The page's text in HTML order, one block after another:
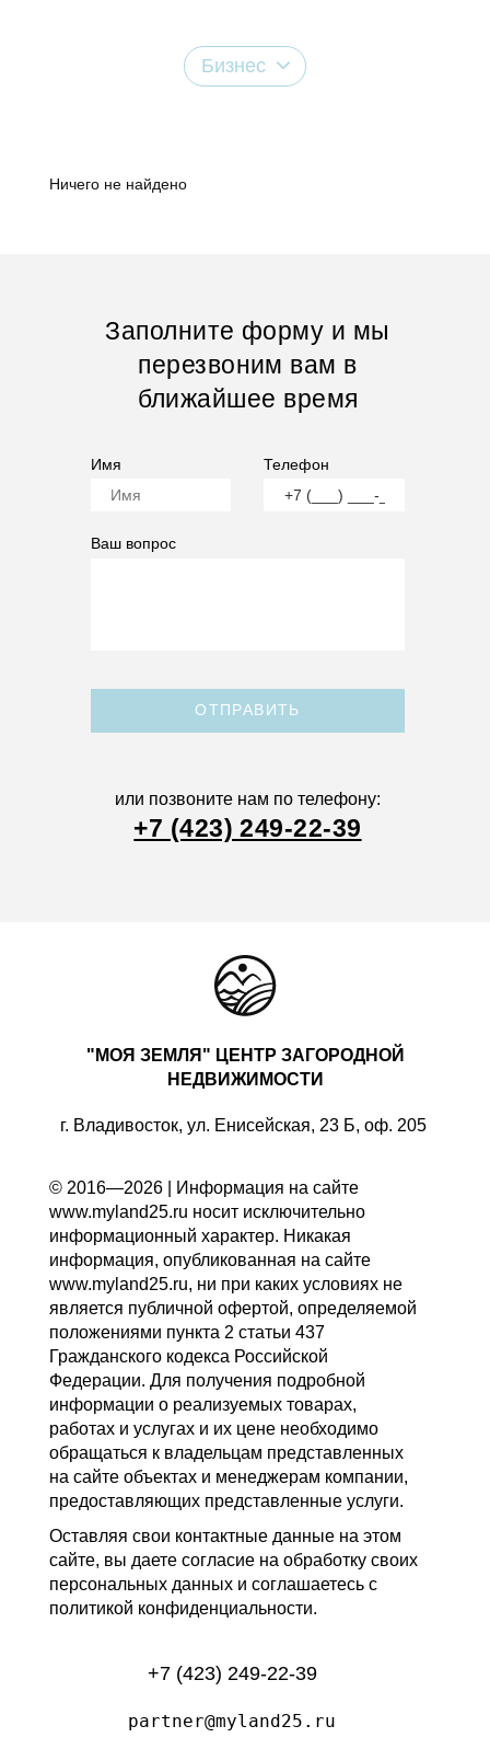
Бизнес
Ничего не найдено
Заполните форму и мы
перезвоним вам в
ближайшее время
Имя Телефон
Ваш вопрос
ОТПРАВИТЬ
или позвоните нам по телефону:
+7 (423) 249-22-39
"МОЯ ЗЕМЛЯ" ЦЕНТР ЗАГОРОДНОЙ
НЕДВИЖИМОСТИ
г. Владивосток, ул. Енисейская, 23 Б, оф. 205
© 2016—2026 | Информация на сайте
www.myland25.ru носит исключительно
информационный характер. Никакая
информация, опубликованная на сайте
www.myland25.ru, ни при каких условиях не
является публичной офертой, определяемой
положениями пункта 2 статьи 437
Гражданского кодекса Российской
Федерации. Для получения подробной
информации о реализуемых товарах,
работах и услугах и их цене необходимо
обращаться к владельцам представленных
на сайте объектах и менеджерам компании,
предоставляющих представленные услуги.
Оставляя свои контактные данные на этом
сайте, вы даете согласие на обработку своих
персональных данных и соглашаетесь с
политикой конфиденциальности.
+7 (423) 249-22-39
partner@myland25.ru